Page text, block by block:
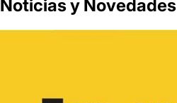
Noticias y Novedades